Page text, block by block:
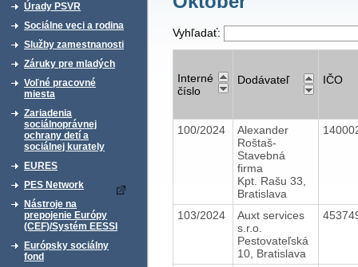
Úrady PSVR
Sociálne veci a rodina
Služby zamestnanosti
Záruky pre mladých
Voľné pracovné
miesta
Zariadenia
sociálnoprávnej
ochrany detí a
sociálnej kurately
EURES
PES Network
Nástroje na
prepojenie Európy
(CEF)/Systém EESSI
Európsky sociálny
fond
Vyhľadať:
Interné
číslo
Dodávateľ IČO
100/2024
Alexander
Roštaš-
Stavebná
firma
Kpt. Rašu 33,
Bratislava
103/2024
Auxt services
s.r.o.
Pestovateľská
10, Bratislava